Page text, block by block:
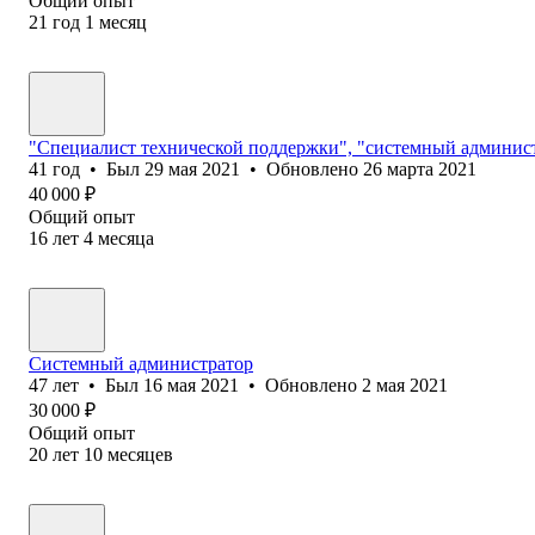
21 год 1 месяц
"Специалист технической поддержки", "системный
41 год • Был 29 мая 2021 • Обновлено 26 марта 2021
40 000 ₽
Общий опыт
16 лет 4 месяца
Системный администратор
47 лет • Был 16 мая 2021 • Обновлено 2 мая 2021
30 000 ₽
Общий опыт
20 лет 10 месяцев